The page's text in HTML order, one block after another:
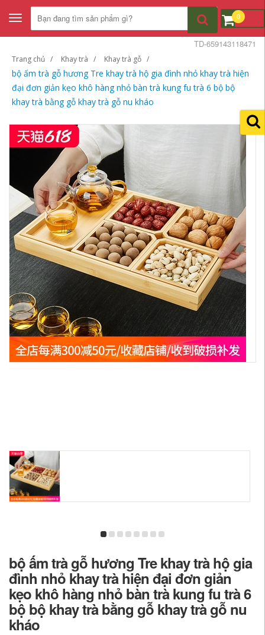
Toggle
navigation
0
Trang chủ Khay trà Khay trà gỗ
bộ ấm trà gỗ hương Tre khay trà hộ gia đình nhỏ khay trà hiện
đại đơn giản kẹo khô hàng nhỏ bàn trà kung fu trà 6 bộ bộ
khay trà bằng gỗ khay trà gỗ nu kháo
TD-659143118471
bộ ấm trà gỗ hương Tre khay trà hộ gia
đình nhỏ khay trà hiện đại đơn giản
kẹo khô hàng nhỏ bàn trà kung fu trà 6
bộ bộ khay trà bằng gỗ khay trà gỗ nu
kháo